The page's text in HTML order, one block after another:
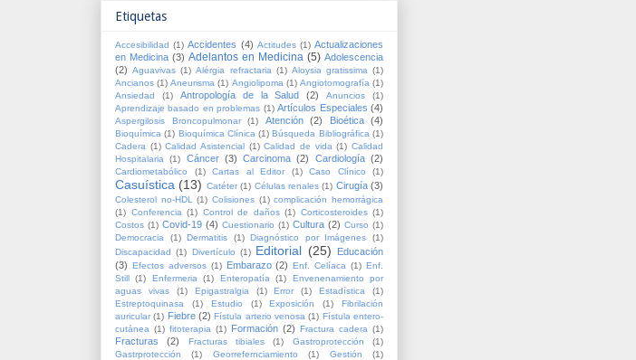
Etiquetas
Accesibilidad (1) Accidentes (4) Actitudes (1) Actualizaciones
en Medicina (3) Adelantos en Medicina (5) Adolescencia
(2) Aguavivas (1) Alérgia refractaria (1) Aloysia gratissima (1)
Ancianos (1) Aneurisma (1) Angiolipoma (1) Angiotomografía (1)
Ansiedad
(1) Antropología de la Salud (2) Anuncios
(1)
Aprendizaje basado en problemas (1) Artículos Especiales (4)
Aspergilosis Broncopulmonar (1) Atención (2) Bioética (4)
Bioquímica (1) Bioquímica Clínica (1) Búsqueda Bibliográfica (1)
Cadera (1) Calidad Asistencial (1) Calidad de vida (1) Calidad
Hospitalaria
(1) Cáncer (3) Carcinoma (2) Cardiología (2)
Cardiometabólico (1) Cartas al Editor (1) Caso Clínico (1)
Casuística (13) Catéter (1) Células renales (1) Cirugía (3)
Colesterol no-HDL (1) Colisiones (1) complicación hemorrágica
(1) Conferencia (1) Control de daños (1) Corticosteroides (1)
Costos (1) Covid-19 (4) Cuestionario (1) Cultura (2) Curso (1)
Democracia
(1) Dermatitis (1) Diagnóstico por Imágenes
(1)
Discapacidad (1) Divertículo (1) Editorial (25)
Educación
(3) Efectos adversos (1) Embarazo (2) Enf. Celíaca (1) Enf.
Still (1) Enfermeria (1) Enteropatía (1)
Envenenamiento por
aguas vivas
(1) Epigastralgia (1) Error (1) Estadística
(1)
Estreptoquinasa
(1) Estudio (1) Exposición (1)
Fibrilación
auricular (1) Fiebre (2) Fístula arterio venosa (1) Fístula entero-
cutánea (1) fitoterapia (1) Formación (2) Fractura cadera (1)
Fracturas (2) Fracturas tibiales (1) Gastroprotección
(1)
Gastrprotección
(1) Georrefernciamiento (1) Gestión
(1)